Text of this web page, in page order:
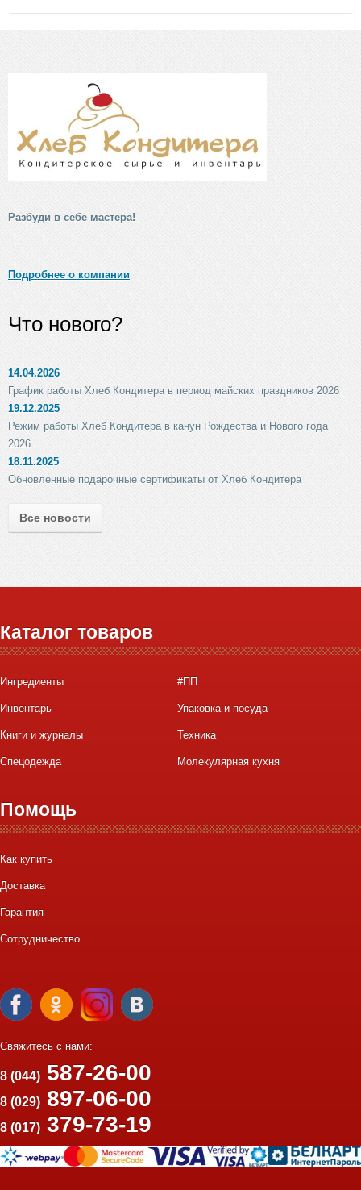
Разбуди в себе мастера!
Подробнее о компании
Что нового?
14.04.2026
График работы Хлеб Кондитера в период майских праздников 2026
19.12.2025
Режим работы Хлеб Кондитера в канун Рождества и Нового года
2026
18.11.2025
Обновленные подарочные сертификаты от Хлеб Кондитера
Все новости
Каталог товаров
Ингредиенты #ПП
Инвентарь Упаковка и посуда
Книги и журналы Техника
Спецодежда Молекулярная кухня
Помощь
Как купить
Доставка
Гарантия
Сотрудничество
Свяжитесь с нами:
8 (044) 587-26-00
8 (029) 897-06-00
8 (017) 379-73-19